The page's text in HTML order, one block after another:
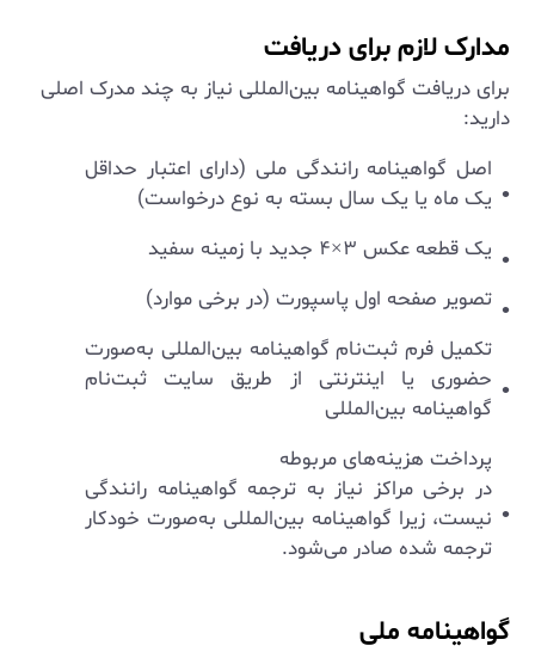
مدارک لازم برای دریافت
برای دریافت گواهینامه بین‌المللی نیاز به چند مدرک اصلی
دارید:
اصل گواهینامه رانندگی ملی (دارای اعتبار حداقل
یک ماه یا یک سال بسته به نوع درخواست)
یک قطعه عکس ۳×۴ جدید با زمینه سفید
تصویر صفحه اول پاسپورت (در برخی موارد)
تکمیل فرم ثبت‌نام گواهینامه بین‌المللی به‌صورت
حضوری یا اینترنتی از طریق سایت ثبت‌نام
گواهینامه بین‌المللی
پرداخت هزینه‌های مربوطه
در برخی مراکز نیاز به ترجمه گواهینامه رانندگی
نیست، زیرا گواهینامه بین‌المللی به‌صورت خودکار
ترجمه شده صادر می‌شود.
گواهینامه ملی